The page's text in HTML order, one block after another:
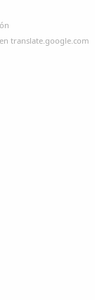
translate.google.com